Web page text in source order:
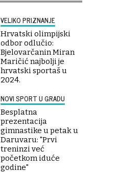
VELIKO PRIZNANJE
Hrvatski olimpijski
odbor odlučio:
Bjelovarčanin Miran
Maričić najbolji je
hrvatski sportaš u
2024.
NOVI SPORT U GRADU
Besplatna
prezentacija
gimnastike u petak u
Daruvaru: "Prvi
treninzi već
početkom iduće
godine"